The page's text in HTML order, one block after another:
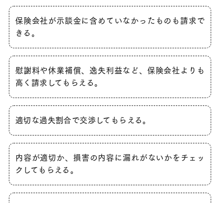
保険会社が示談金に含めていなかったものも請求で
きる。
慰謝料や休業補償、逸失利益など、保険会社よりも
高く請求してもらえる。
適切な過失割合で交渉してもらえる。
内容が適切か、損害の内容に漏れがないかをチェッ
クしてもらえる。